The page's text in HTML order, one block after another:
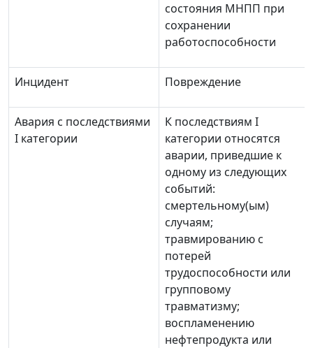
состояния МНПП при
сохранении
работоспособности
Инцидент Повреждение
Авария с последствиями
I категории
К последствиям I
категории относятся
аварии, приведшие к
одному из следующих
событий:
смертельному(ым)
случаям;
травмированию с
потерей
трудоспособности или
групповому
травматизму;
воспламенению
нефтепродукта или